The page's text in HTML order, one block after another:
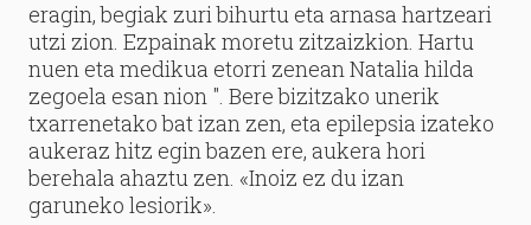
eragin, begiak zuri bihurtu eta arnasa hartzeari
utzi zion. Ezpainak moretu zitzaizkion. Hartu
nuen eta medikua etorri zenean Natalia hilda
zegoela esan nion ". Bere bizitzako unerik
txarrenetako bat izan zen, eta epilepsia izateko
aukeraz hitz egin bazen ere, aukera hori
berehala ahaztu zen. «Inoiz ez du izan
garuneko lesiorik».